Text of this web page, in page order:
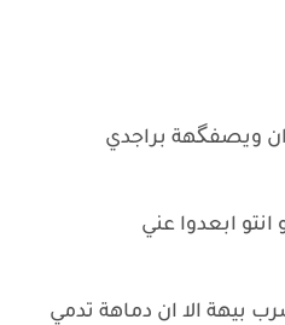
ويصفگهة براجدي
ابعدوا عني
بيهة الا ان دماهة تدمي